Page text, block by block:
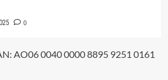
0
AO06 0040 0000 8895 9251 0161